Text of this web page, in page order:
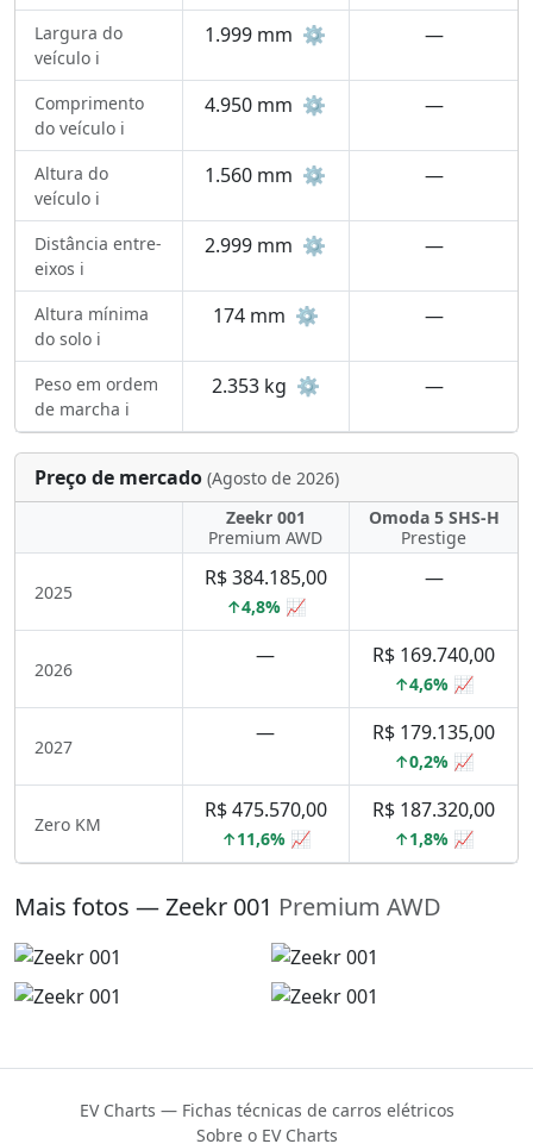
Largura do
veículo ℹ️
1.999 mm ⚙️ —
Comprimento
do veículo ℹ️
4.950 mm ⚙️ —
Altura do
veículo ℹ️
1.560 mm ⚙️ —
Distância entre-
eixos ℹ️
2.999 mm ⚙️ —
Altura mínima
do solo ℹ️
174 mm ⚙️ —
Peso em ordem
de marcha ℹ️
2.353 kg ⚙️ —
Preço de mercado (Agosto de 2026)
Zeekr 001
Premium AWD
Omoda 5 SHS-H
Prestige
2025
R$ 384.185,00
↑4,8% 📈
—
2026
— R$ 169.740,00
↑4,6% 📈
2027
— R$ 179.135,00
↑0,2% 📈
Zero KM
R$ 475.570,00
↑11,6% 📈
R$ 187.320,00
↑1,8% 📈
Mais fotos — Zeekr 001 Premium AWD
EV Charts — Fichas técnicas de carros elétricos
Sobre o EV Charts